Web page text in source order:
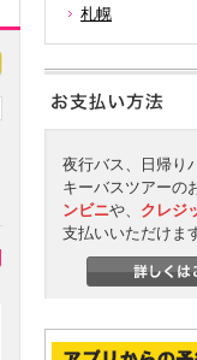
札幌
夜行バス、日帰り
キーバスツアーの
ンビニや、 クレジ
支払いいただけま